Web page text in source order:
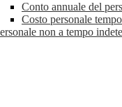
Conto annuale del
Costo personale
non a tempo